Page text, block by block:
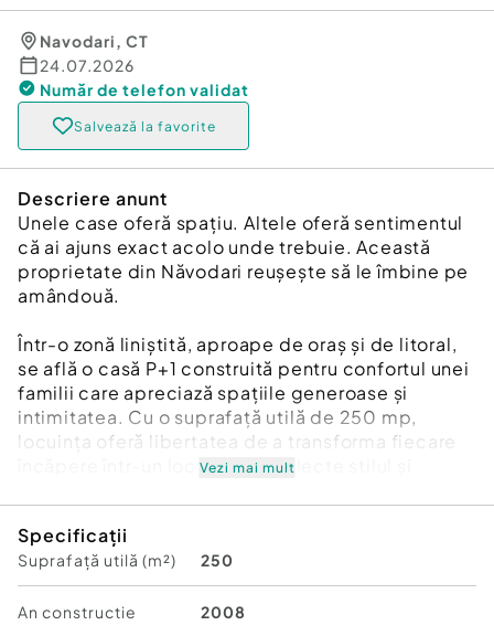
Navodari, CT
24.07.2026
Număr de telefon validat
Salvează la favorite
Descriere anunt
Unele case oferă spațiu. Altele oferă sentimentul
că ai ajuns exact acolo unde trebuie. Această
proprietate din Năvodari reușește să le îmbine pe
amândouă.
Într-o zonă liniștită, aproape de oraș și de litoral,
se află o casă P+1 construită pentru confortul unei
familii care apreciază spațiile generoase și
intimitatea. Cu o suprafață utilă de 250 mp,
locuința oferă libertatea de a transforma fiecare
încăpere într-un loc care să reflecte stilul și
Cele 6 camere sunt gândite pentru un stil de viață
echilibrat, în care momentele petrecute împreună
se îmbină perfect cu nevoia de spațiu personal.
Cele 3 băi adaugă un plus de funcționalitate, iar
Vezi mai mult
Specificații
Suprafață utilă (m²) 250
An constructie 2008